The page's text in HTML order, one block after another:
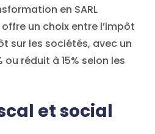
en SARL
un choix entre l’impôt
sur les sociétés, avec un
réduit à 15% selon les
et social